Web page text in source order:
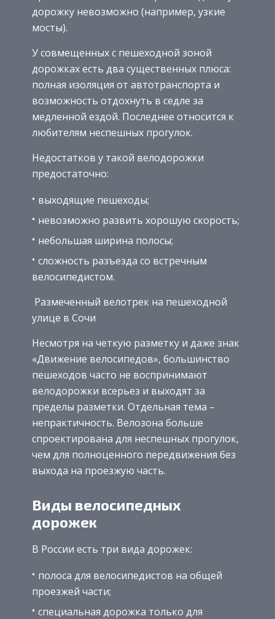
дорожку невозможно (например, узкие
мосты).
У совмещенных с пешеходной зоной
дорожках есть два существенных плюса:
полная изоляция от автотранспорта и
возможность отдохнуть в седле за
медленной ездой. Последнее относится к
любителям неспешных прогулок.
Недостатков у такой велодорожки
предостаточно:
выходящие пешеходы;
невозможно развить хорошую скорость;
небольшая ширина полосы;
сложность разъезда со встречным
велосипедистом.
Размеченный велотрек на пешеходной
улице в Сочи
Несмотря на четкую разметку и даже знак
«Движение велосипедов», большинство
пешеходов часто не воспринимают
велодорожки всерьез и выходят за
пределы разметки. Отдельная тема –
непрактичность. Велозона больше
спроектирована для неспешных прогулок,
чем для полноценного передвижения без
выхода на проезжую часть.
Виды велосипедных
дорожек
В России есть три вида дорожек:
полоса для велосипедистов на общей
проезжей части;
специальная дорожка только для